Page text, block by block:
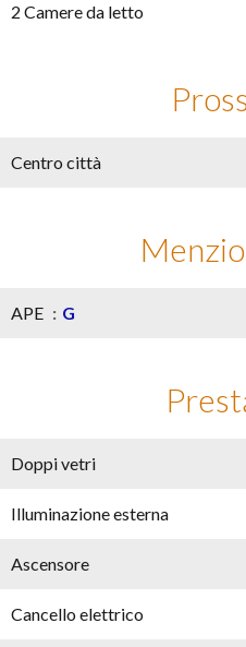
2 Camere da letto
Centro città
APE G
Doppi vetri
Illuminazione esterna
Ascensore
Cancello elettrico